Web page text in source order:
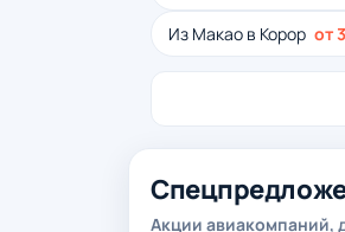
Из Макао в Корор от
Акции авиакомпаний,